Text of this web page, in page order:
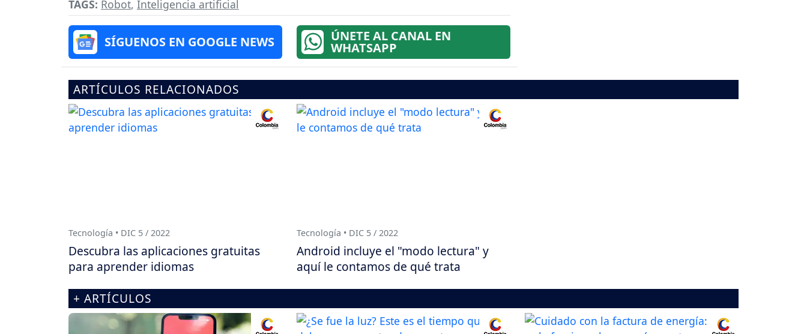
TAGS: Robot, Inteligencia artificial
SÍGUENOS EN GOOGLE NEWS ÚNETE AL CANAL EN
WHATSAPP
ARTÍCULOS RELACIONADOS
Tecnología • DIC 5 / 2022
Descubra las aplicaciones gratuitas
para aprender idiomas
Tecnología • DIC 5 / 2022
Android incluye el "modo lectura" y
aquí le contamos de qué trata
+ ARTÍCULOS